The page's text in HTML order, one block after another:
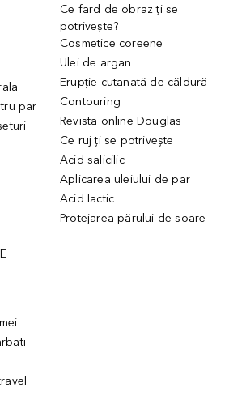
par
Ce fard de obraz ți se
potrivește?
Cosmetice coreene
Ulei de argan
Erupție cutanată de căldură
Contouring
Revista online Douglas
Ce ruj ți se potrivește
Acid salicilic
Aplicarea uleiului de par
Acid lactic
Protejarea părului de soare